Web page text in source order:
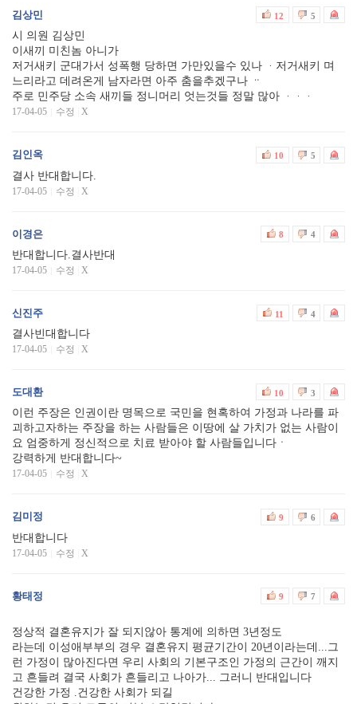
김상민 12 5
시 의원 김상민
이새끼 미친놈 아니가
저거새키 군대가서 성폭행 당하면 가만있을수 있나 ᆞ저거새키 며
느리라고 데려온게 남자라면 아주 춤을추겠구나 ᆢ
주로 민주당 소속 새끼들 정니머리 엇는것들 정말 많아 ᆞᆞᆞ
17-04-05 수정 X
김인옥 10 5
결사 반대합니다.
17-04-05 수정 X
이경은 8 4
반대합니다.결사반대
17-04-05 수정 X
신진주 11 4
결사빈대합니다
17-04-05 수정 X
도대환 10 3
이런 주장은 인권이란 명목으로 국민을 현혹하여 가정과 나라를 파
괴하고자하는 주장을 하는 사람들은 이땅에 살 가치가 없는 사람이
요 엄중하게 정신적으로 치료 받아야 할 사람들입니다ㆍ
강력하게 반대합니다~
17-04-05 수정 X
김미정 9 6
반대합니다
17-04-05 수정 X
황태정 9 7
정상적 결혼유지가 잘 되지않아 통계에 의하면 3년정도
라는데 이성애부부의 경우 결혼유지 평균기간이 20년이라는데...그
런 가정이 많아진다면 우리 사회의 기본구조인 가정의 근간이 깨지
고 흔들려 결국 사회가 흔들리고 나아가... 그러니 반대입니다
건강한 가정 .건강한 사회가 되길